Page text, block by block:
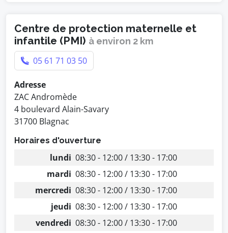
Centre de protection maternelle et
infantile (PMI) à environ 2 km
05 61 71 03 50
Adresse
ZAC Andromède
4 boulevard Alain-Savary
31700 Blagnac
Horaires d'ouverture
lundi 08:30 - 12:00 / 13:30 - 17:00
mardi 08:30 - 12:00 / 13:30 - 17:00
mercredi 08:30 - 12:00 / 13:30 - 17:00
jeudi 08:30 - 12:00 / 13:30 - 17:00
vendredi 08:30 - 12:00 / 13:30 - 17:00